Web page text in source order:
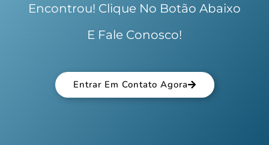
Encontrou! Clique No Botão Abaixo
E Fale Conosco!
Entrar Em Contato Agora